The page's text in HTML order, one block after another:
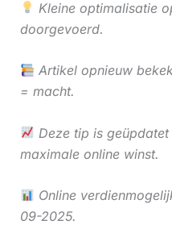
Kleine optimalisatie
doorgevoerd.
Artikel opnieuw
= macht.
Deze tip is
maximale online winst.
Online
09-2025.